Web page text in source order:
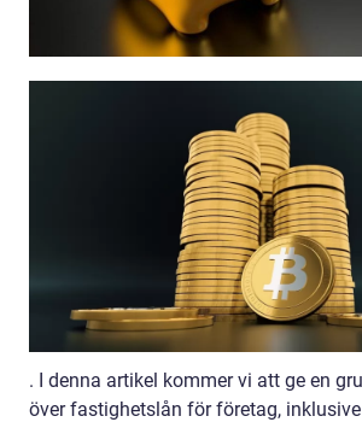
. I denna artikel kommer vi att ge en
över fastighetslån för företag,